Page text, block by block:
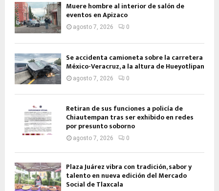
Muere hombre al interior de salón de
eventos en Apizaco
agosto 7, 2026 0
Se accidenta camioneta sobre la carretera
México-Veracruz, a la altura de Hueyotlipan
agosto 7, 2026 0
Retiran de sus funciones a policía de
Chiautempan tras ser exhibido en redes
por presunto soborno
agosto 7, 2026 0
Plaza Juárez vibra con tradición, sabor y
talento en nueva edición del Mercado
Social de Tlaxcala